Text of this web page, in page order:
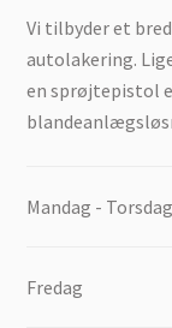
Vi tilbyder et
autolakering.
en sprøjtepistol
Mandag - Torsdag
Fredag